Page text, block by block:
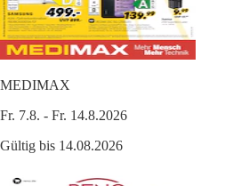
MEDIMAX
Fr. 7.8. - Fr. 14.8.2026
Gültig bis 14.08.2026